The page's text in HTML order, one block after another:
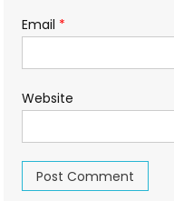
Email *
Website